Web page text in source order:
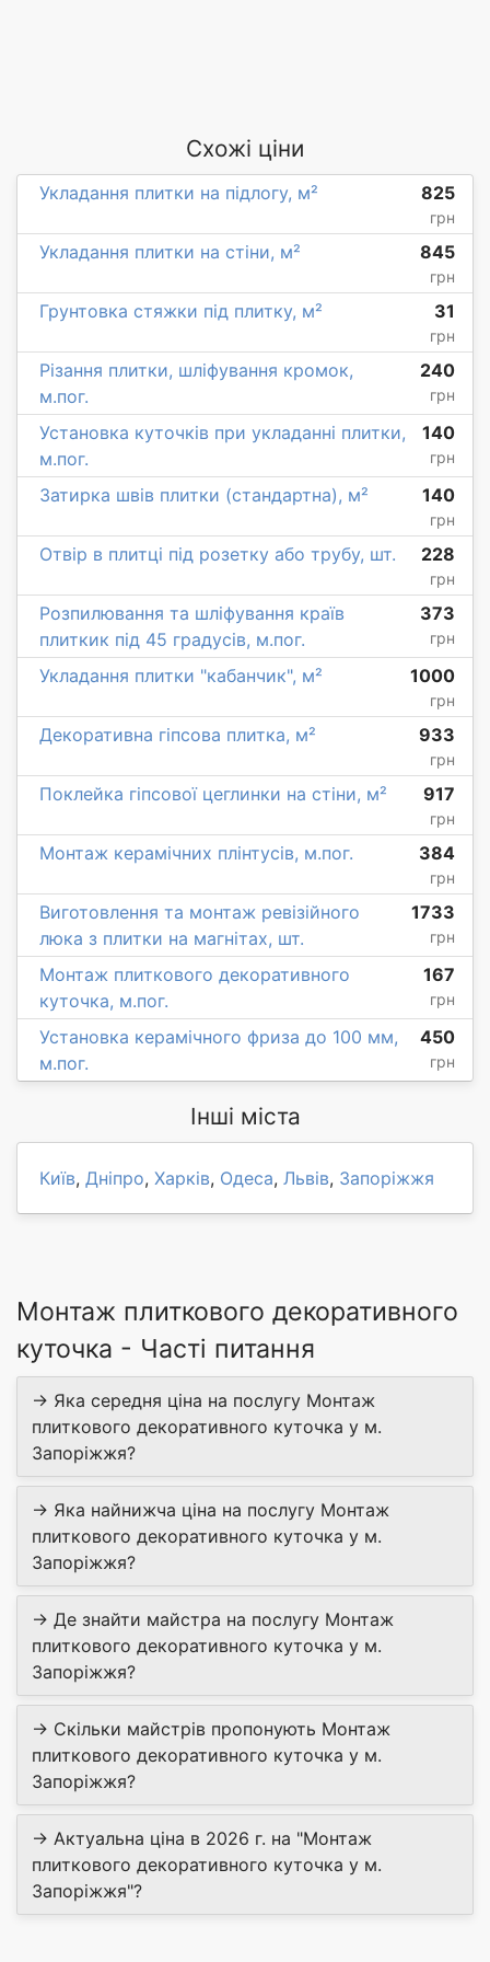
Схожі ціни
Укладання плитки на підлогу, м² 825
грн
Укладання плитки на стіни, м² 845
грн
Грунтовка стяжки під плитку, м² 31
грн
Різання плитки, шліфування кромок,
м.пог.
240
грн
Установка куточків при укладанні плитки,
м.пог.
140
грн
Затирка швів плитки (стандартна), м² 140
грн
Отвір в плитці під розетку або трубу, шт. 228
грн
Розпилювання та шліфування країв
плиткик під 45 градусів, м.пог.
373
грн
Укладання плитки "кабанчик", м² 1000
грн
Декоративна гіпсова плитка, м² 933
грн
Поклейка гіпсової цеглинки на стіни, м² 917
грн
Монтаж керамічних плінтусів, м.пог. 384
грн
Виготовлення та монтаж ревізійного
люка з плитки на магнітах, шт.
1733
грн
Монтаж плиткового декоративного
куточка, м.пог.
167
грн
Установка керамічного фриза до 100 мм,
м.пог.
450
грн
Інші міста
Київ, Дніпро, Харків, Одеса, Львів, Запоріжжя
Монтаж плиткового декоративного
куточка - Часті питання
→ Яка середня ціна на послугу Монтаж
плиткового декоративного куточка у м.
Запоріжжя?
→ Яка найнижча ціна на послугу Монтаж
плиткового декоративного куточка у м.
Запоріжжя?
→ Де знайти майстра на послугу Монтаж
плиткового декоративного куточка у м.
Запоріжжя?
→ Скільки майстрів пропонують Монтаж
плиткового декоративного куточка у м.
Запоріжжя?
→ Актуальна ціна в 2026 г. на "Монтаж
плиткового декоративного куточка у м.
Запоріжжя"?